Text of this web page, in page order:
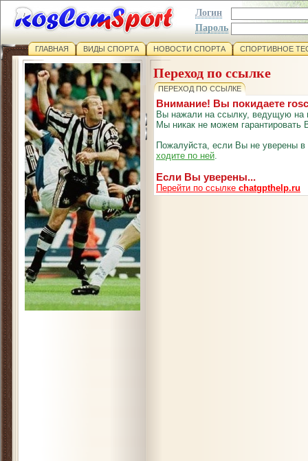
Логин
Пароль
ГЛАВНАЯ ВИДЫ СПОРТА НОВОСТИ СПОРТА СПОРТИВНОЕ
Переход по ссылке
ПЕРЕХОД ПО ССЫЛКЕ
Внимание! Вы покидаете
Вы нажали на ссылку, ведущую на
Мы никак не можем гарантировать
Пожалуйста, если Вы не уверены
ходите по ней.
Если Вы уверены...
Перейти по ссылке chatgpthelp.ru